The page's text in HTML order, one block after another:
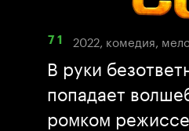
7 1 2022, комедия,
В руки
попадает
ромком